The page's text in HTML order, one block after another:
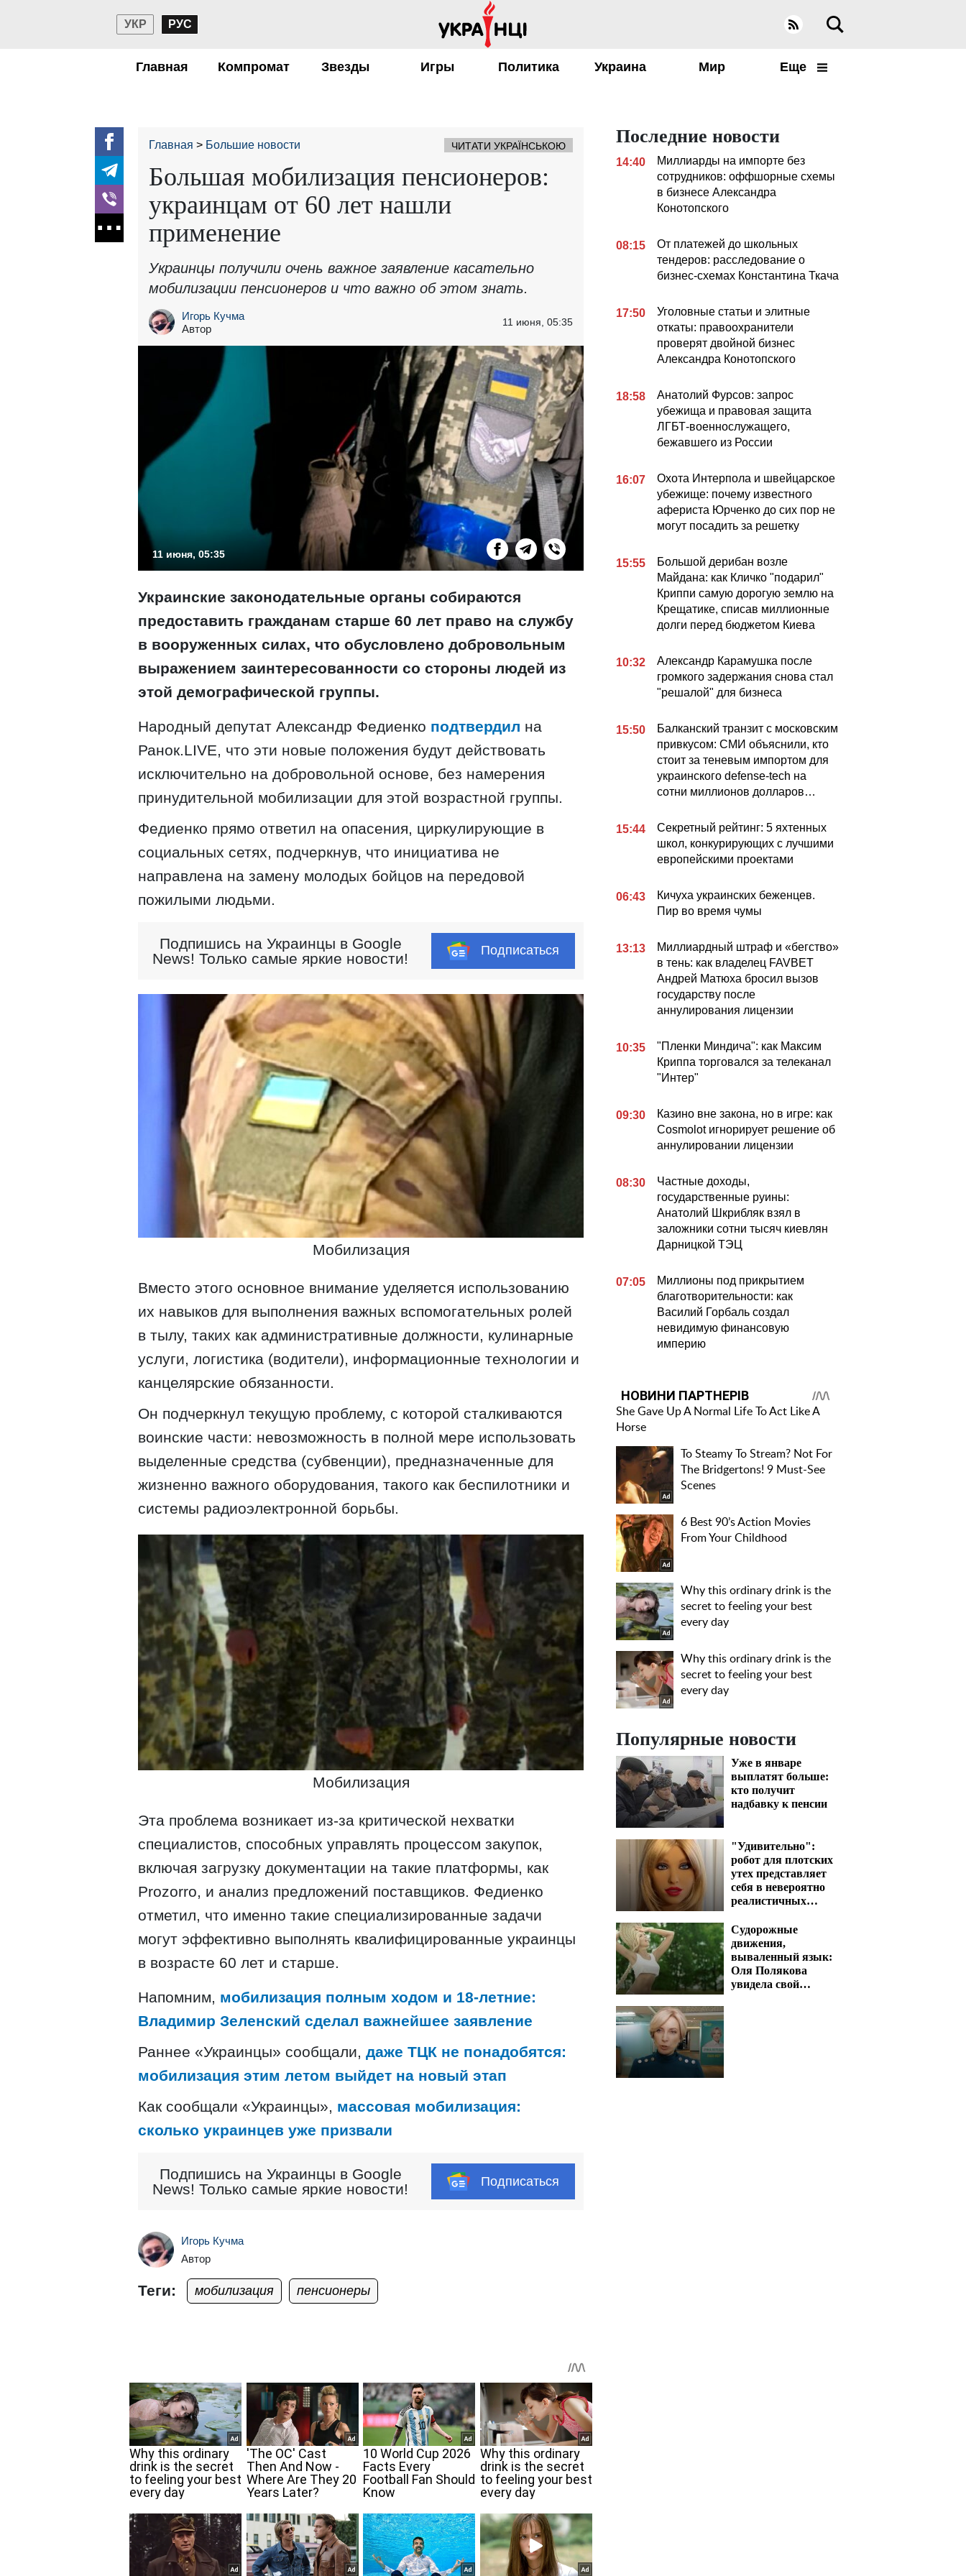
УКР РУС
Главная Компромат Звезды Игры Политика Украина Мир Еще
Главная Большие новости ЧИТАТИ УКРАЇНСЬКОЮ
Большая мобилизация пенсионеров:
украинцам от 60 лет нашли
применение
Украинцы получили очень важное заявление касательно
мобилизации пенсионеров и что важно об этом знать.
Игорь Кучма
Автор
11 июня, 05:35
11 июня, 05:35
Украинские законодательные органы собираются
предоставить гражданам старше 60 лет право на службу
в вооруженных силах, что обусловлено добровольным
выражением заинтересованности со стороны людей из
этой демографической группы.
Народный депутат Александр Федиенко подтвердил на
Ранок.LIVE, что эти новые положения будут действовать
исключительно на добровольной основе, без намерения
принудительной мобилизации для этой возрастной группы.
Федиенко прямо ответил на опасения, циркулирующие в
социальных сетях, подчеркнув, что инициатива не
направлена ​​на замену молодых бойцов на передовой
пожилыми людьми.
Подпишись на Украинцы в Google
News! Только самые яркие новости!
Подписаться
Мобилизация
Вместо этого основное внимание уделяется использованию
их навыков для выполнения важных вспомогательных ролей
в тылу, таких как административные должности, кулинарные
услуги, логистика (водители), информационные технологии и
канцелярские обязанности.
Он подчеркнул текущую проблему, с которой сталкиваются
воинские части: невозможность в полной мере использовать
выделенные средства (субвенции), предназначенные для
жизненно важного оборудования, такого как беспилотники и
системы радиоэлектронной борьбы.
Мобилизация
Эта проблема возникает из-за критической нехватки
специалистов, способных управлять процессом закупок,
включая загрузку документации на такие платформы, как
Prozorro, и анализ предложений поставщиков. Федиенко
отметил, что именно такие специализированные задачи
могут эффективно выполнять квалифицированные украинцы
в возрасте 60 лет и старше.
Напомним, мобилизация полным ходом и 18-летние:
Владимир Зеленский сделал важнейшее заявление
Раннее «Украинцы» сообщали, даже ТЦК не понадобятся:
мобилизация этим летом выйдет на новый этап
Как сообщали «Украинцы», массовая мобилизация:
сколько украинцев уже призвали
Подпишись на Украинцы в Google
News! Только самые яркие новости!
Подписаться
Игорь Кучма
Автор
Теги: мобилизация пенсионеры
Последние новости
14:40
Миллиарды на импорте без
сотрудников: оффшорные схемы
в бизнесе Александра
Конотопского
08:15
От платежей до школьных
тендеров: расследование о
бизнес-схемах Константина Ткача
17:50
Уголовные статьи и элитные
откаты: правоохранители
проверят двойной бизнес
Александра Конотопского
18:58
Анатолий Фурсов: запрос
убежища и правовая защита
ЛГБТ-военнослужащего,
бежавшего из России
16:07
Охота Интерпола и швейцарское
убежище: почему известного
афериста Юрченко до сих пор не
могут посадить за решетку
15:55
Большой дерибан возле
Майдана: как Кличко "подарил"
Криппи самую дорогую землю на
Крещатике, списав миллионные
долги перед бюджетом Киева
10:32
Александр Карамушка после
громкого задержания снова стал
"решалой" для бизнеса
15:50
Балканский транзит с московским
привкусом: СМИ объяснили, кто
стоит за теневым импортом для
украинского defense-tech на
сотни миллионов долларов…
15:44
Секретный рейтинг: 5 яхтенных
школ, конкурирующих с лучшими
европейскими проектами
06:43
Кичуха украинских беженцев.
Пир во время чумы
13:13
Миллиардный штраф и «бегство»
в тень: как владелец FAVBET
Андрей Матюха бросил вызов
государству после
аннулирования лицензии
10:35
"Пленки Миндича": как Максим
Криппа торговался за телеканал
"Интер"
09:30
Казино вне закона, но в игре: как
Cosmolot игнорирует решение об
аннулировании лицензии
08:30
Частные доходы,
государственные руины:
Анатолий Шкрибляк взял в
заложники сотни тысяч киевлян
Дарницкой ТЭЦ
07:05
Миллионы под прикрытием
благотворительности: как
Василий Горбаль создал
невидимую финансовую
империю
Популярные новости
Уже в январе
выплатят больше:
кто получит
надбавку к пенсии
"Удивительно":
робот для плотских
утех представляет
себя в невероятно
реалистичных
Судорожные
движения,
вываленный язык:
Оля Полякова
увидела свой